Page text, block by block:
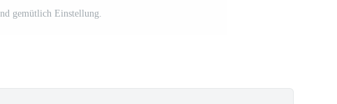
gemütlich Einstellung.